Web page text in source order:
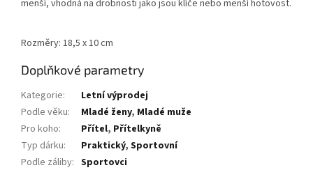
menší, vhodná na drobnosti jako jsou klíče nebo menší hotovost.
Rozměry: 18,5 x 10 cm
Doplňkové parametry
Kategorie:
Letní výprodej
Podle věku: Mladé ženy, Mladé muže
Pro koho: Přítel, Přítelkyně
Typ dárku: Praktický, Sportovní
Podle záliby: Sportovci